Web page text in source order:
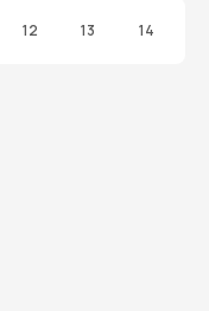
12 13 14